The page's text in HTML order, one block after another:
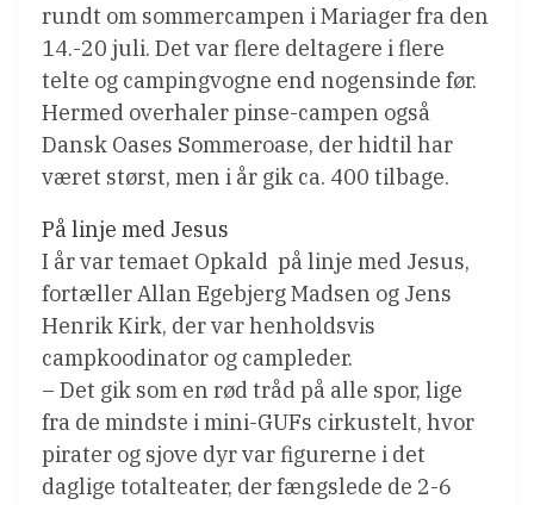
rundt om sommercampen i Mariager fra den
14.-20 juli. Det var flere deltagere i flere
telte og campingvogne end nogensinde før.
Hermed overhaler pinse-campen også
Dansk Oases Sommeroase, der hidtil har
været størst, men i år gik ca. 400 tilbage.
På linje med Jesus
I år var temaet Opkald  på linje med Jesus,
fortæller Allan Egebjerg Madsen og Jens
Henrik Kirk, der var henholdsvis
campkoodinator og campleder.
– Det gik som en rød tråd på alle spor, lige
fra de mindste i mini-GUFs cirkustelt, hvor
pirater og sjove dyr var figurerne i det
daglige totalteater, der fængslede de 2-6